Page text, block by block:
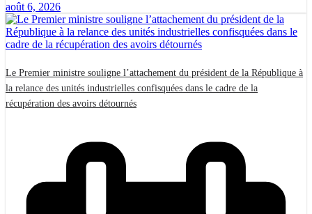
août 6, 2026
Le Premier ministre souligne l’attachement du président de la République à
la relance des unités industrielles confisquées dans le cadre de la
récupération des avoirs détournés